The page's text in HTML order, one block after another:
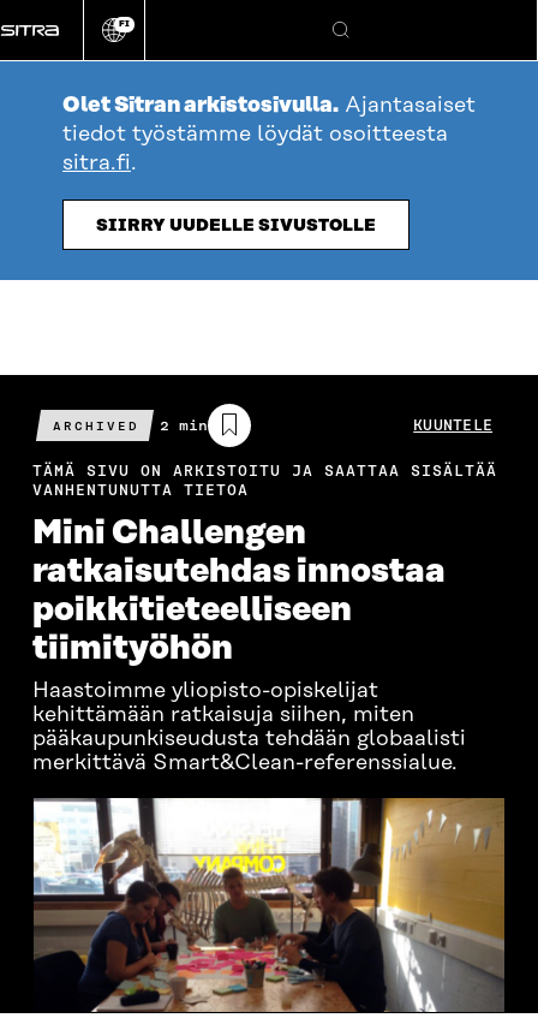
suoraan
sisältöön
Vaihda
kieli
FI
Hae
Olet Sitran arkistosivulla. Ajantasaiset
tiedot työstämme löydät osoitteesta
sitra.fi.
SIIRRY UUDELLE SIVUSTOLLE
ARCHIVED
Arvioitu
lukuaika
2 min KUUNTELE
TÄMÄ SIVU ON ARKISTOITU JA SAATTAA SISÄLTÄÄ
VANHENTUNUTTA TIETOA
Mini Challengen
ratkaisutehdas innostaa
poikkitieteelliseen
tiimityöhön
Haastoimme yliopisto-opiskelijat
kehittämään ratkaisuja siihen, miten
pääkaupunkiseudusta tehdään globaalisti
merkittävä Smart&Clean-referenssialue.